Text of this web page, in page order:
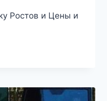
Ростов и Цены и